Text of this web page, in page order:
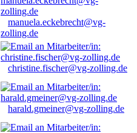
manuela.eckebrecht@vg-
zolling.de
christine.fischer@vg-zolling.de
harald.gmeiner@vg-zolling.de